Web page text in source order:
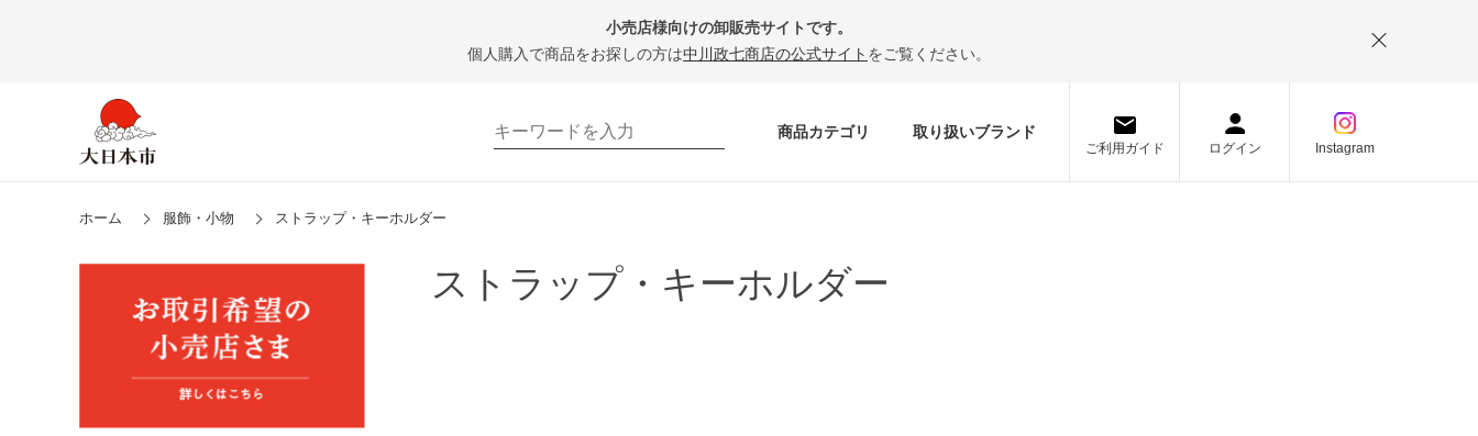
小売店様向けの卸販売サイトです。
個人購入で商品をお探しの方は中川政七商店の公式サイト をご覧ください。
商品カテゴリ 取り扱いブランド
ご利用ガイド ログイン Instagram
ホーム 服飾・小物 ストラップ・キーホルダー
ストラップ・キーホルダー